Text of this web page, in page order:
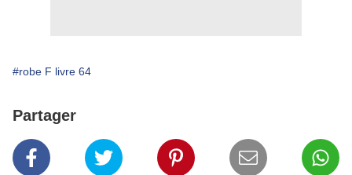
#robe F livre 64
Partager